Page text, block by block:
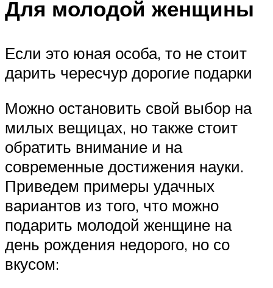
Для молодой женщины
Если это юная особа, то не стоит
дарить чересчур дорогие подарки
Можно остановить свой выбор на
милых вещицах, но также стоит
обратить внимание и на
современные достижения науки.
Приведем примеры удачных
вариантов из того, что можно
подарить молодой женщине на
день рождения недорого, но со
вкусом: